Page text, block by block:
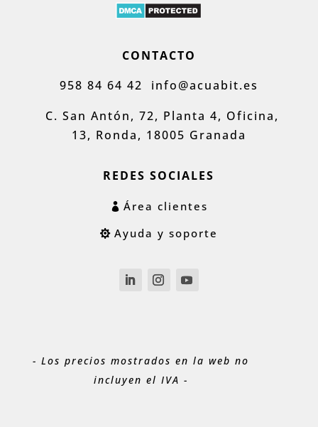
CONTACTO
958 84 64 42 info@acuabit.es
C. San Antón, 72, Planta 4, Oficina,
13, Ronda, 18005 Granada
REDES SOCIALES
Área clientes
Ayuda y soporte
- Los precios mostrados en la web no
incluyen el IVA -